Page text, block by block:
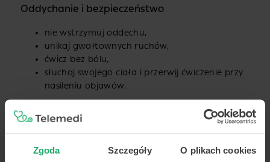
Zgoda Szczegóły O plikach cookies
Oddychanie i bezpieczeństwo
nie wstrzymuj oddechu,
unikaj gwałtownych ruchów,
ćwicz bez bólu,
słuchaj swojego ciała i przerwij ćwiczenie przy
nasileniu objawów.